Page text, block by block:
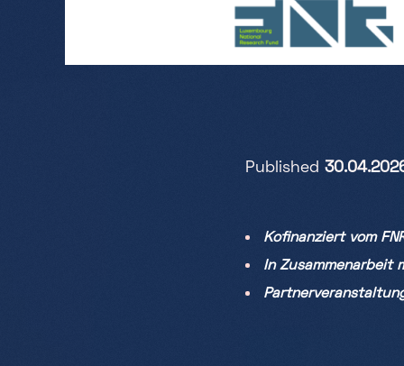
Published
Kofinanziert vom
In Zusammenarbeit
Partnerveranstaltung